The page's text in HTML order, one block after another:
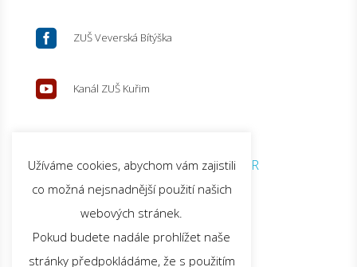
 ZUŠ Veverská Bítýška
 Kanál ZUŠ Kuřim
© 2026 ZUŠ Kuřim |GDPR
Užíváme cookies, abychom vám zajistili
co možná nejsnadnější použití našich
webových stránek.
Pokud budete nadále prohlížet naše
stránky předpokládáme, že s použitím